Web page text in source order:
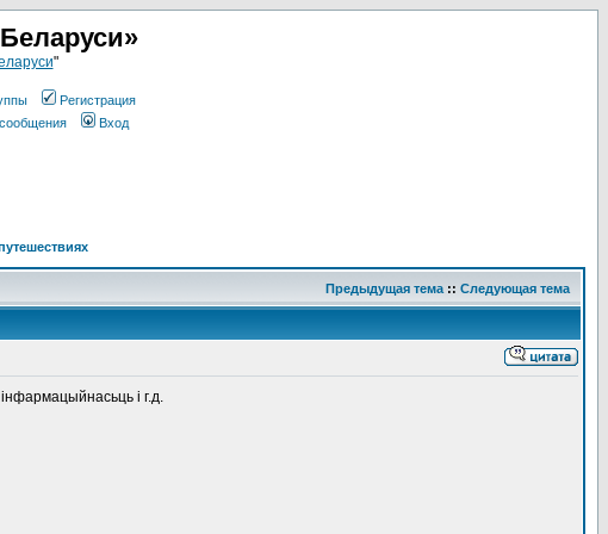
"
Регистрация
Вход
Предыдущая тема :: Следующая тема
і г.д.